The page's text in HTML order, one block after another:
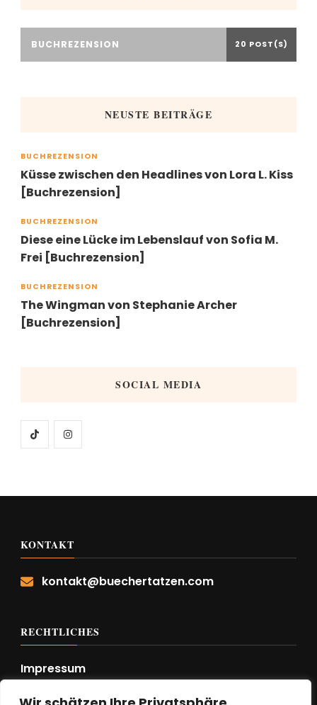
BUCHREZENSION 20 POST(S)
NEUSTE BEITRÄGE
BUCHREZENSION
Küsse zwischen den Headlines von Lora L. Kiss
[Buchrezension]
BUCHREZENSION
Diese eine Lücke im Lebenslauf von Sofia M.
Frei [Buchrezension]
BUCHREZENSION
The Wingman von Stephanie Archer
[Buchrezension]
SOCIAL MEDIA
KONTAKT
kontakt@buechertatzen.com
RECHTLICHES
Impressum
Datenschutzerklärung